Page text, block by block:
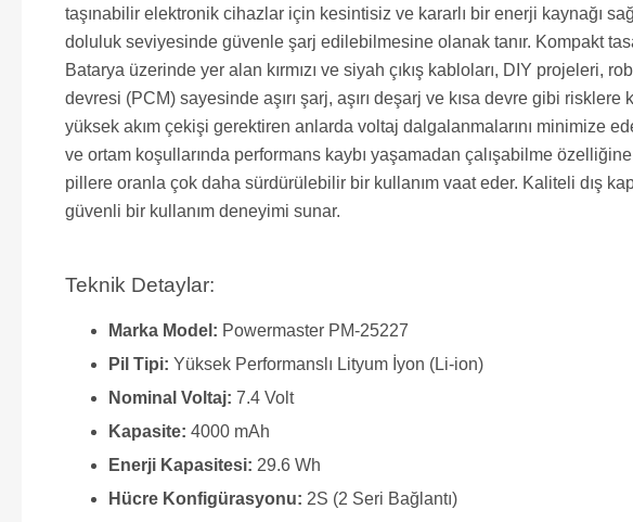
taşınabilir elektronik cihazlar için kesintisiz ve kararlı bir enerji kaynağı
doluluk seviyesinde güvenle şarj edilebilmesine olanak tanır. Kompakt
Batarya üzerinde yer alan kırmızı ve siyah çıkış kabloları, DIY
devresi (PCM) sayesinde aşırı şarj, aşırı deşarj ve kısa devre gibi
yüksek akım çekişi gerektiren anlarda voltaj dalgalanmalarını minimize
ve ortam koşullarında performans kaybı yaşamadan çalışabilme
pillere oranla çok daha sürdürülebilir bir kullanım vaat eder. Kaliteli dış
güvenli bir kullanım deneyimi sunar.
Teknik Detaylar:
Marka Model: Powermaster PM-25227
Pil Tipi: Yüksek Performanslı Lityum İyon (Li-ion)
Nominal Voltaj: 7.4 Volt
Kapasite: 4000 mAh
Enerji Kapasitesi: 29.6 Wh
Hücre Konfigürasyonu: 2S (2 Seri Bağlantı)